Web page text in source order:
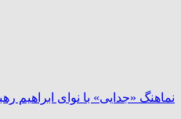
نماهنگ «جدایی» با نوای ابراهیم